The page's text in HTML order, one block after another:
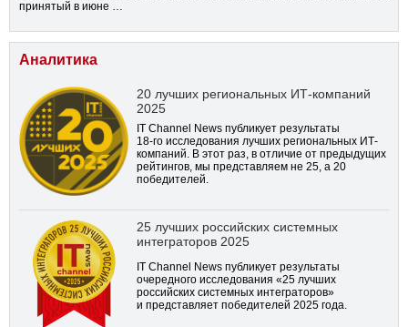
принятый в июне …
Аналитика
20 лучших региональных ИТ-компаний
2025
IT Channel News публикует результаты
18-го исследования лучших региональных ИТ-
компаний. В этот раз, в отличие от предыдущих
рейтингов, мы представляем не 25, а 20
победителей.
25 лучших российских системных
интеграторов 2025
IT Channel News публикует результаты
очередного исследования «25 лучших
российских системных интеграторов»
и представляет победителей 2025 года.